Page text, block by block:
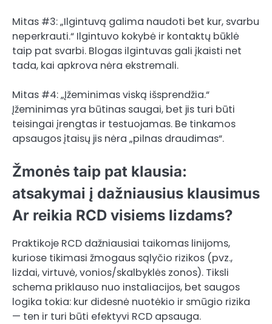
Mitas #3: „Ilgintuvą galima naudoti bet kur, svarbu
neperkrauti.“ Ilgintuvo kokybė ir kontaktų būklė
taip pat svarbi. Blogas ilgintuvas gali įkaisti net
tada, kai apkrova nėra ekstremali.
Mitas #4: „Įžeminimas viską išsprendžia.“
Įžeminimas yra būtinas saugai, bet jis turi būti
teisingai įrengtas ir testuojamas. Be tinkamos
apsaugos įtaisų jis nėra „pilnas draudimas“.
Žmonės taip pat klausia:
atsakymai į dažniausius klausimus
Ar reikia RCD visiems lizdams?
Praktikoje RCD dažniausiai taikomas linijoms,
kuriose tikimasi žmogaus sąlyčio rizikos (pvz.,
lizdai, virtuvė, vonios/skalbyklės zonos). Tiksli
schema priklauso nuo instaliacijos, bet saugos
logika tokia: kur didesnė nuotėkio ir smūgio rizika
— ten ir turi būti efektyvi RCD apsauga.